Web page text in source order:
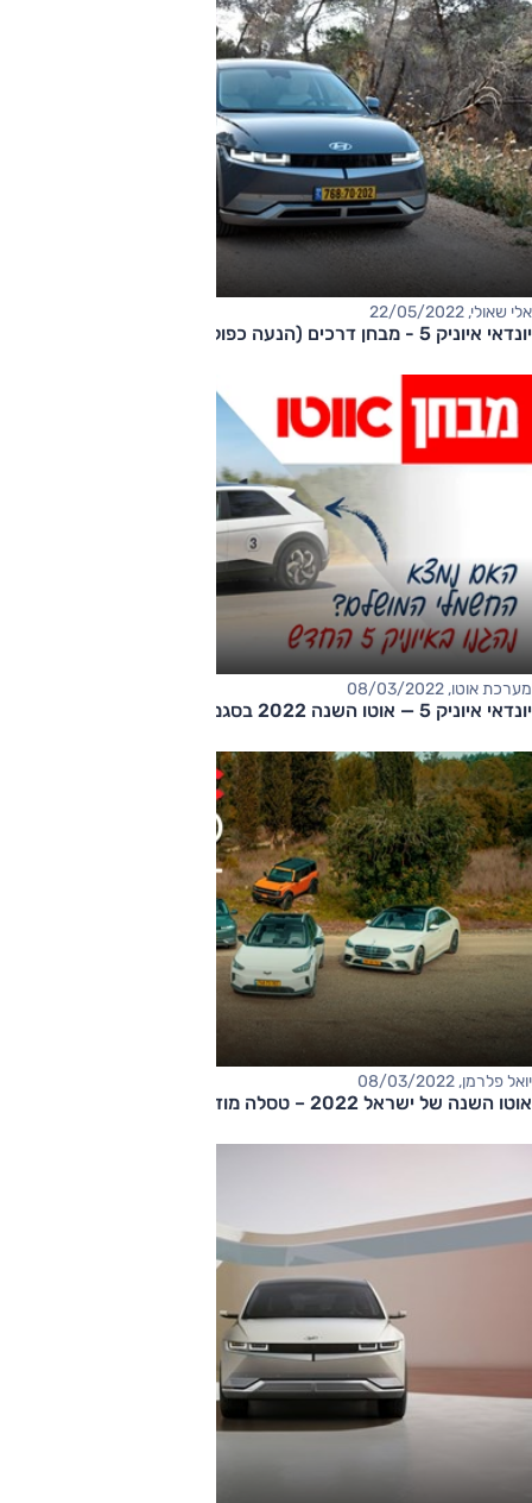
אלי שאולי, 22/05/2022
יונדאי איוניק 5 - מבחן דרכים (הנעה כפולה, 305 כ"ס)
מערכת אוטו, 08/03/2022
יונדאי איוניק 5 — אוטו השנה 2022 בסגמנט רכבי פנאי קומפקטיים
יואל פלרמן, 08/03/2022
אוטו השנה של ישראל 2022 – טסלה מודל 3!